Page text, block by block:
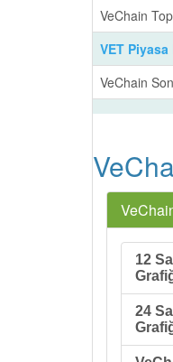
VeChain
VET
VeChain
12
24